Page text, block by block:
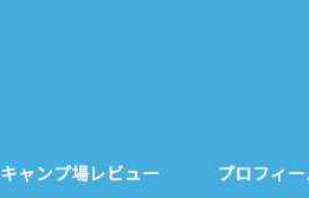
キャンプ場レビュー プロフィー